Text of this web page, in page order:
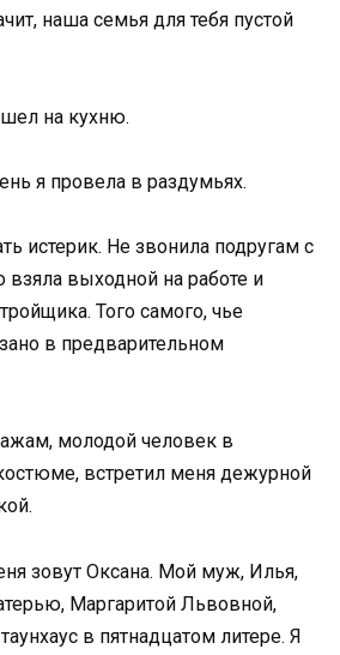
наша семья для тебя пустой
на кухню.
я провела в раздумьях.
истерик. Не звонила подругам с
взяла выходной на работе и
Того самого, чье
в предварительном
молодой человек в
встретил меня дежурной
зовут Оксана. Мой муж, Илья,
Маргаритой Львовной,
в пятнадцатом литере. Я